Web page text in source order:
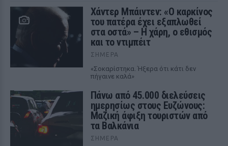
Χάντερ Μπάιντεν: «Ο καρκίνος
του πατέρα έχει εξαπλωθεί
στα οστά» – Η χάρη, ο εθισμός
και το ντιμπέιτ
ΣΉΜΕΡΑ
«Σοκαρίστηκα. Ήξερα ότι κάτι δεν
πήγαινε καλά»
Πάνω από 45.000 διελεύσεις
ημερησίως στους Ευζώνους:
Μαζική άφιξη τουριστών από
τα Βαλκάνια
ΣΉΜΕΡΑ